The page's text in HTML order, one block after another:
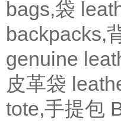
bags,袋
backpacks,
genuine
皮革袋
tote,手提包